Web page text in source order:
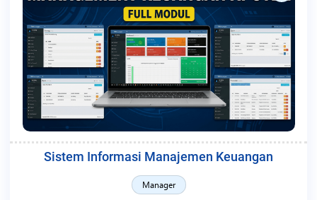
Sistem Informasi Manajemen Keuangan
Manager